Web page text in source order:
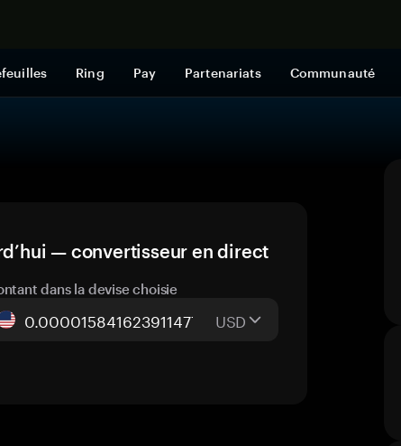
Ring Pay Partenariats Communauté
— convertisseur en direct
dans la devise choisie
USD